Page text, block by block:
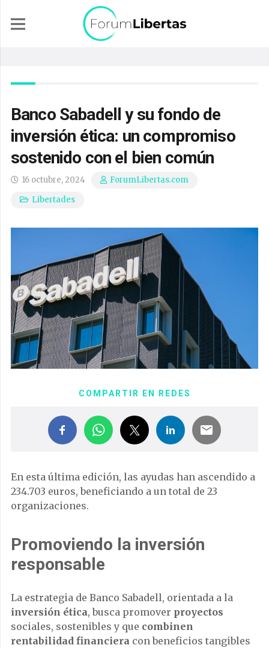
Banco Sabadell y su fondo de
inversión ética: un compromiso
sostenido con el bien común
16 octubre, 2024
ForumLibertas.com
Libertades
COMPARTIR EN REDES
En esta última edición, las ayudas han ascendido a
234.703 euros, beneficiando a un total de 23
organizaciones.
Promoviendo la inversión
responsable
La estrategia de Banco Sabadell, orientada a la
inversión ética, busca promover proyectos
sociales, sostenibles y que combinen
rentabilidad financiera con beneficios tangibles